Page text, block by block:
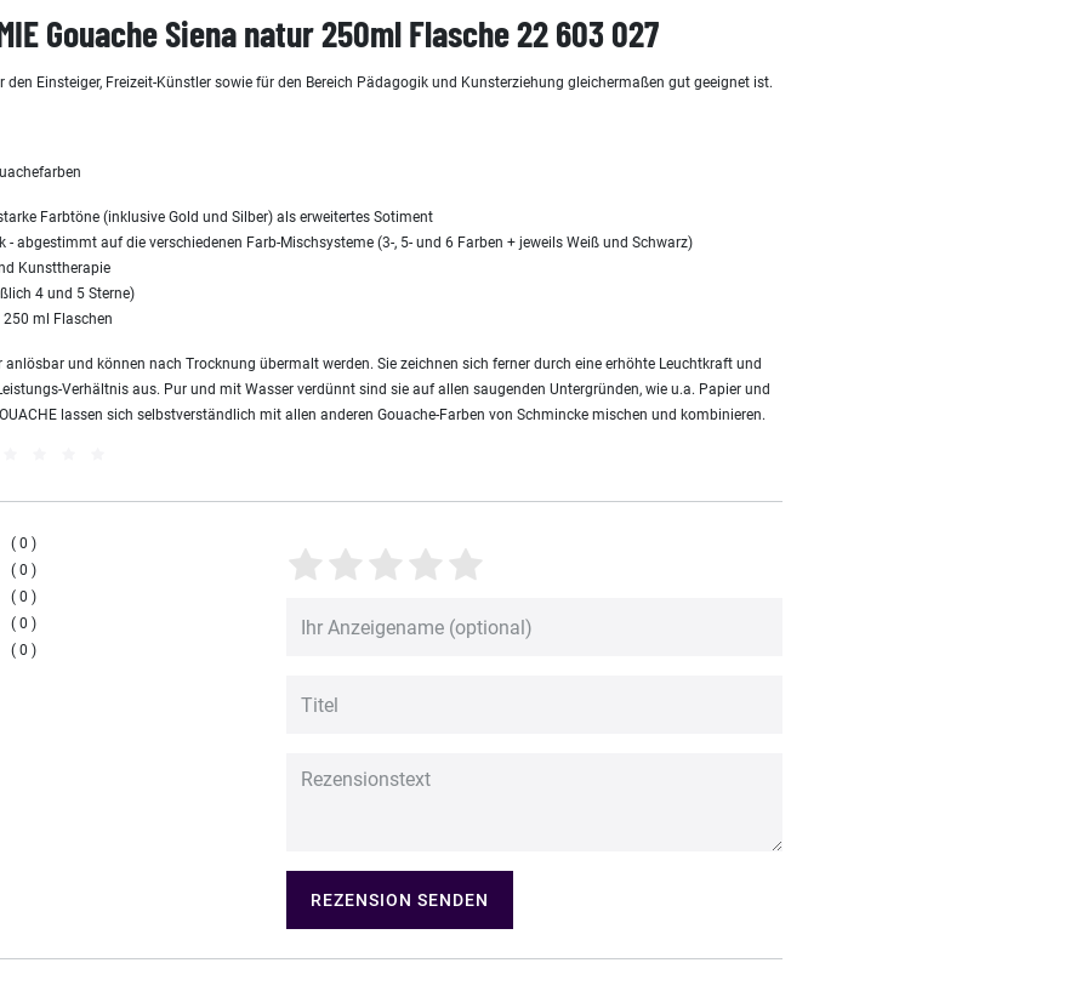
Gouache Siena natur 250ml Flasche 22 603 027
den Einsteiger, Freizeit-Künstler sowie für den Bereich Pädagogik und Kunsterziehung gleichermaßen gut geeignet ist.
Farbtöne (inklusive Gold und Silber) als erweitertes Sotiment
- abgestimmt auf die verschiedenen Farb-Mischsysteme (3-, 5- und 6 Farben + jeweils Weiß und Schwarz)
Kunsttherapie
4 und 5 Sterne)
ml Flaschen
und können nach Trocknung übermalt werden. Sie zeichnen sich ferner durch eine erhöhte Leuchtkraft und
Verhältnis aus. Pur und mit Wasser verdünnt sind sie auf allen saugenden Untergründen, wie u.a. Papier und
lassen sich selbstverständlich mit allen anderen Gouache-Farben von Schmincke mischen und kombinieren.
0
0
0
0
0
REZENSION SENDEN